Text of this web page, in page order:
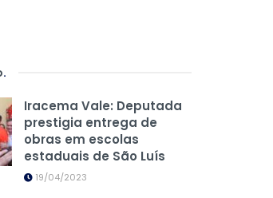
.
Iracema Vale: Deputada
prestigia entrega de
obras em escolas
estaduais de São Luís
19/04/2023